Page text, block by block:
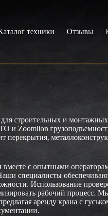
техники Отзывы
для строительных и
и Zoomlion
перекрытия,
вместе с опытными
специалисты
Использование
рабочий процесс.
аренду крана с